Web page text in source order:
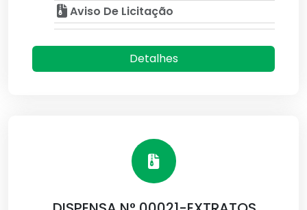
Aviso De Licitação
Detalhes